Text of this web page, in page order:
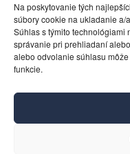
Na poskytovanie tých
súbory cookie na ukladanie a/
Súhlas s týmito technológiami
správanie pri prehliadaní
alebo odvolanie súhlasu
funkcie.